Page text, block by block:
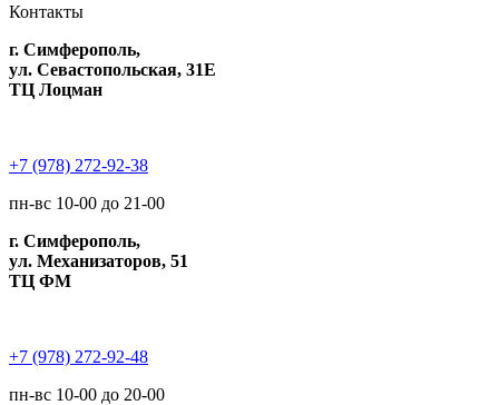
Контакты
г. Симферополь,
ул. Севастопольская, 31Е
ТЦ Лоцман
+7 (978) 272-92-38
пн-вс 10-00 до 21-00
г. Симферополь,
ул. Механизаторов, 51
ТЦ ФМ
+7 (978) 272-92-48
пн-вс 10-00 до 20-00